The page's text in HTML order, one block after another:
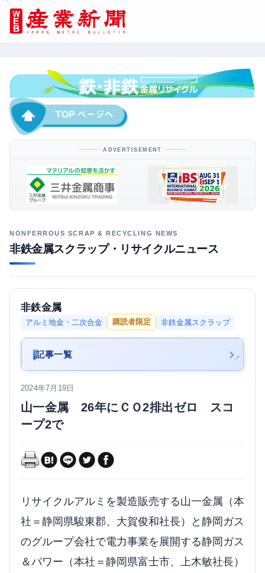
ADVERTISEMENT
非鉄金属スクラップ・リサイクルニュース
非鉄金属
アルミ地金・二次合金 購読者限定 非鉄金属スクラップ
記事一覧
2024年7月19日
山一金属 26年にＣＯ2排出ゼロ スコ
ープ2で
リサイクルアルミを製造販売する山一金属（本
社＝静岡県駿東郡、大賀俊和社長）と静岡ガス
のグループ会社で電力事業を展開する静岡ガス
＆パワー（本社＝静岡県富士市、上木敏社長）